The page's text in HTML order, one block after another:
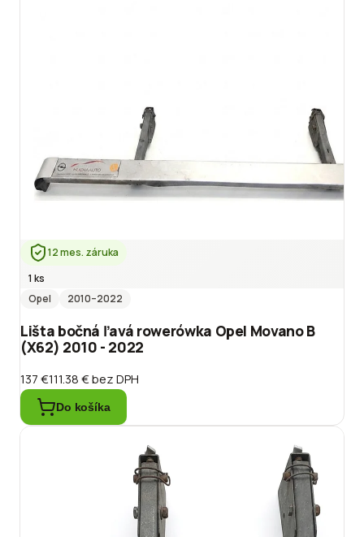
12 mes. záruka
1 ks
Opel
2010–2022
Lišta bočná ľavá rowerówka Opel Movano B
(X62) 2010 - 2022
137 €111.38 €bez DPH
Do košíka